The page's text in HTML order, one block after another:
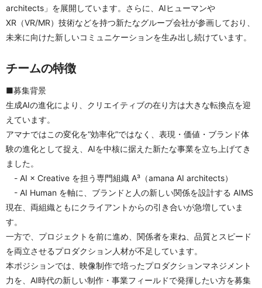
architects」を展開しています。さらに、AIヒューマンや
XR（VR/MR）技術などを持つ新たなグループ会社が参画しており、
未来に向けた新しいコミュニケーションを生み出し続けています。
チームの特徴
■募集背景
生成AIの進化により、クリエイティブの在り方は大きな転換点を迎
えています。
アマナではこの変化を“効率化”ではなく、表現・価値・ブランド体
験の進化として捉え、AIを中核に据えた新たな事業を立ち上げてき
ました。
- AI × Creative を担う専門組織 A³（amana AI architects）
- AI Human を軸に、ブランドと人の新しい関係を設計する AIMS
現在、両組織ともにクライアントからの引き合いが急増していま
す。
一方で、プロジェクトを前に進め、関係者を束ね、品質とスピード
を両立させるプロダクション人材が不足しています。
本ポジションでは、映像制作で培ったプロダクションマネジメント
力を、AI時代の新しい制作・事業フィールドで発揮したい方を募集